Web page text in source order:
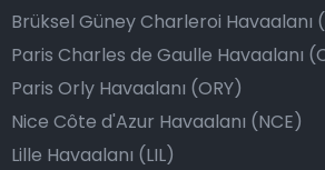
Brüksel Güney Charleroi Havaalanı
Paris Charles de Gaulle Havaalanı
Paris Orly Havaalanı (ORY)
Nice Côte d'Azur Havaalanı (NCE)
Lille Havaalanı (LIL)